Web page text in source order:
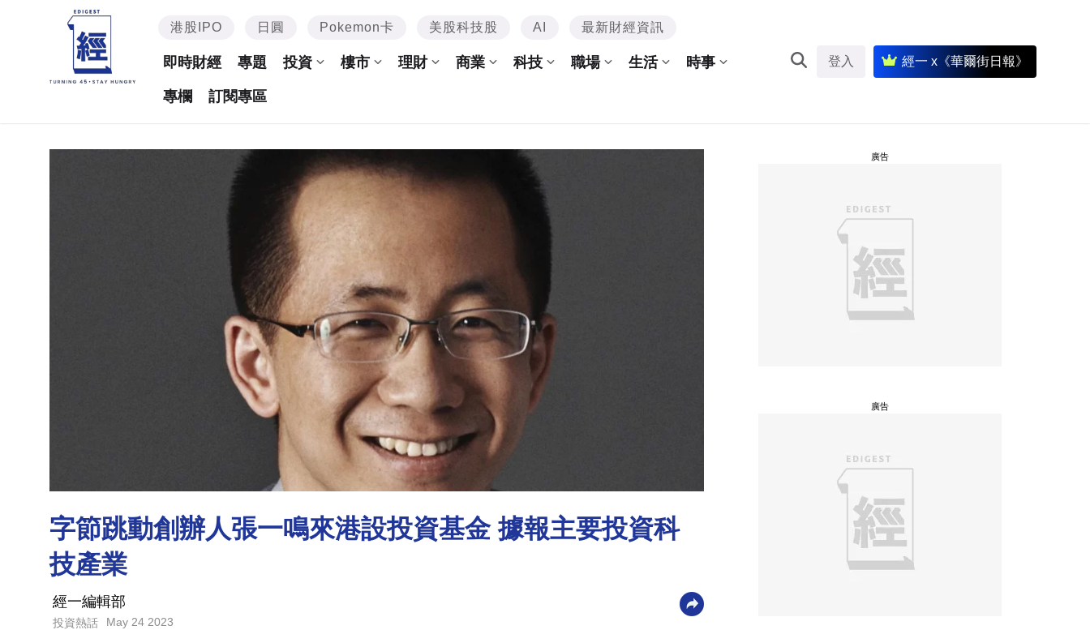
港股IPO 日圓 Pokemon卡 美股科技股 AI 最新財經資訊
即時財經 專題 投資 樓市 理財 商業 科技 職場 生活 時事
專欄 訂閱專區
登入 經一 x《華爾街日報》
字節跳動創辦人張一鳴來港設投資基金 據報主要投資科
技產業
經一編輯部
投資熱話 May 24 2023
廣告
廣告